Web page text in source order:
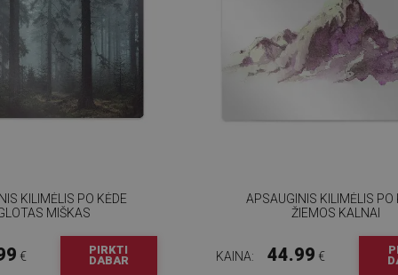
KILIMĖLIS PO KĖDE
MIŠKAS
€
PIRKTI
DABAR
APSAUGINIS KILIMĖLIS PO
ŽIEMOS KALNAI
KAINA: 44.99 €